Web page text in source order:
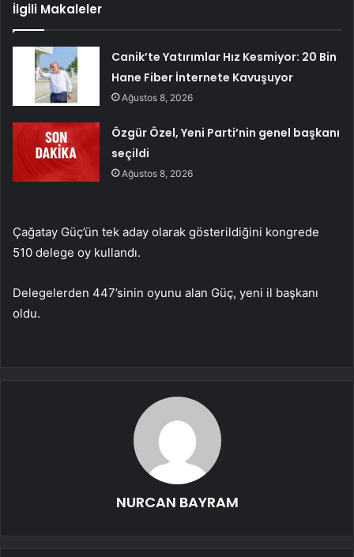
İlgili Makaleler
Canik’te Yatırımlar Hız Kesmiyor: 20 Bin
Hane Fiber İnternete Kavuşuyor
Ağustos 8, 2026
Özgür Özel, Yeni Parti’nin genel başkanı
seçildi
Ağustos 8, 2026
Çağatay Güç’ün tek aday olarak gösterildiğini kongrede
510 delege oy kullandı.
Delegelerden 447’sinin oyunu alan Güç, yeni il başkanı
oldu.
NURCAN BAYRAM